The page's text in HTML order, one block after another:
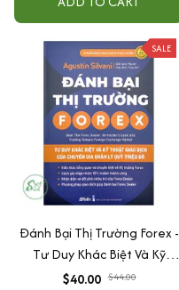
SALE
Đánh Bại Thị Trường Forex -
Tư Duy Khác Biệt Và Kỹ
Thuật Giao Dịch của Chuyên
$40.00 $44.00